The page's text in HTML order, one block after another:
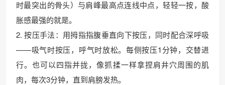
时最突出的骨头）与肩峰最高点连线中点，轻轻一按，酸
胀感最强的就是。
2. 按压手法：用拇指指腹垂直向下按压，同时配合深呼吸
——吸气时按压，呼气时放松。每侧按压1分钟，交替进
行。也可以四指并拢，像抓揉一样拿捏肩井穴周围的肌
肉，每次3分钟，直到肩膀发热。